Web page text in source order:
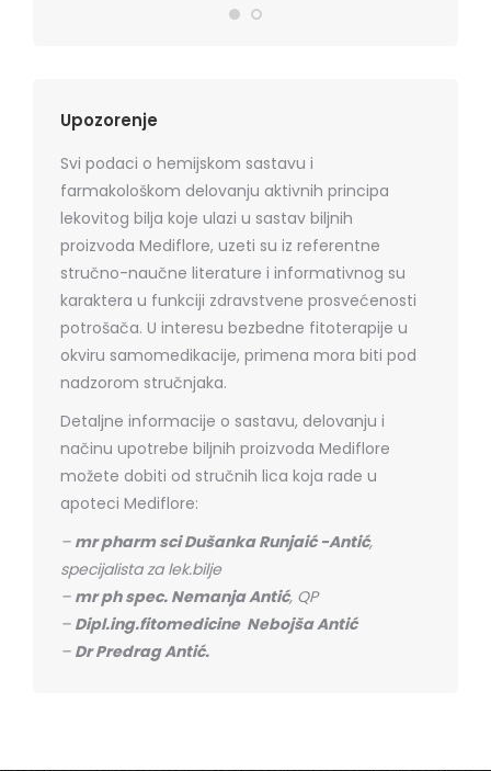
Upozorenje
Svi podaci o hemijskom sastavu i
farmakološkom delovanju aktivnih principa
lekovitog bilja koje ulazi u sastav biljnih
proizvoda Mediflore, uzeti su iz referentne
stručno-naučne literature i informativnog su
karaktera u funkciji zdravstvene prosvećenosti
potrošača. U interesu bezbedne fitoterapije u
okviru samomedikacije, primena mora biti pod
nadzorom stručnjaka.
Detaljne informacije o sastavu, delovanju i
načinu upotrebe biljnih proizvoda Mediflore
možete dobiti od stručnih lica koja rade u
apoteci Mediflore:
– mr pharm sci Dušanka Runjaić -Antić,
specijalista za lek.bilje
– mr ph spec. Nemanja Antić, QP
– Dipl.ing.fitomedicine Nebojša Antić
– Dr Predrag Antić.